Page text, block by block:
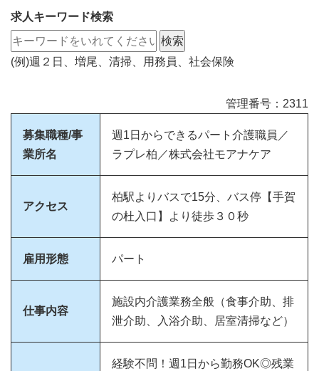
求人キーワード検索
(例)週２日、増尾、清掃、用務員、社会保険
管理番号：2311
募集職種/事
業所名
週1日からできるパート介護職員／
ラプレ柏／株式会社モアナケア
アクセス
柏駅よりバスで15分、バス停【手賀
の杜入口】より徒歩３０秒
雇用形態 パート
仕事内容
施設内介護業務全般（食事介助、排
泄介助、入浴介助、居室清掃など）
経験不問！週1日から勤務OK◎残業